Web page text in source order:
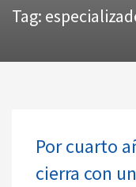
Tag:
Por cuarto
cierra con